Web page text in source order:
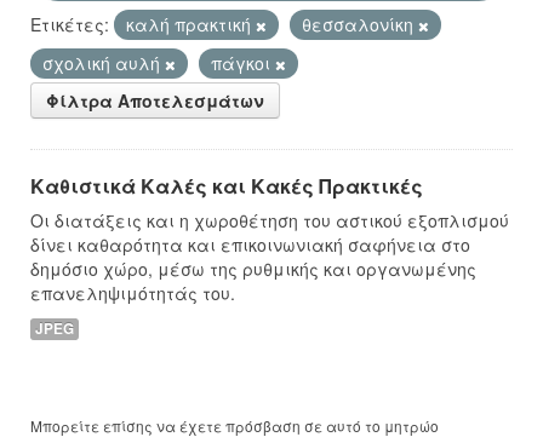
Ετικέτες:
καλή πρακτική
θεσσαλονίκη
σχολική αυλή
πάγκοι
Φίλτρα Αποτελεσμάτων
Καθιστικά Καλές και Κακές Πρακτικές
Οι διατάξεις και η χωροθέτηση του αστικού εξοπλισμού
δίνει καθαρότητα και επικοινωνιακή σαφήνεια στο
δημόσιο χώρο, μέσω της ρυθμικής και οργανωμένης
επανεληψιμότητάς του.
JPEG
Μπορείτε επίσης να έχετε πρόσβαση σε αυτό το μητρώο